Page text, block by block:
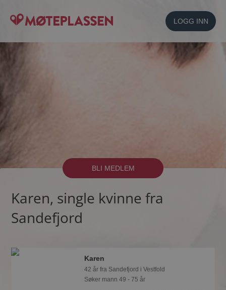
LOGG INN
BLI MEDLEM
Karen, single kvinne fra
Sandefjord
Karen
42 år fra Sandefjord i Vestfold
Søker mann 49 - 75 år